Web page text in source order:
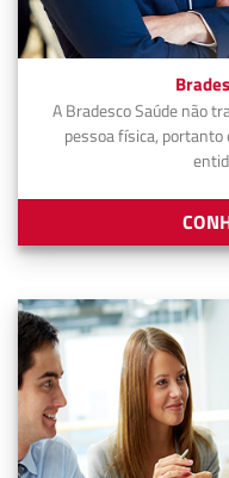
A Bradesco Saúde não
pessoa física, portanto